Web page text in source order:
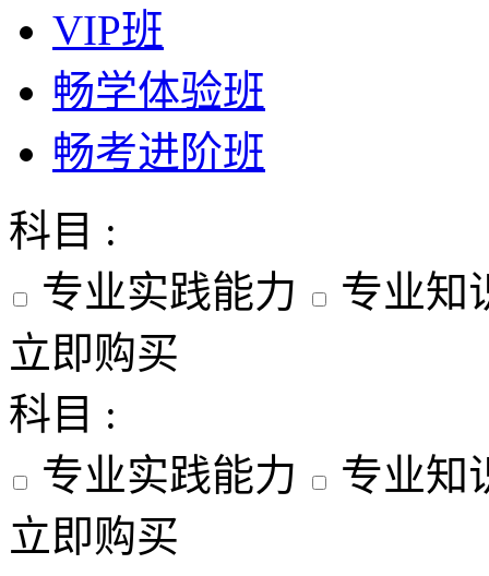
VIP班
畅学体验班
畅考进阶班
科目 :
专业实践能力
专业知
立即购买
科目 :
专业实践能力
专业知
立即购买